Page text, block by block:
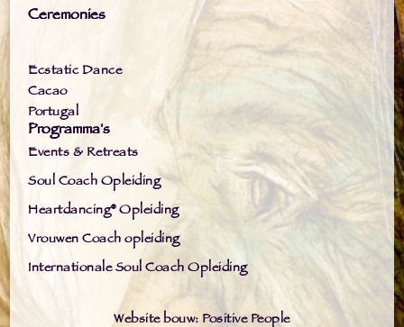
Ceremonies
Ecstatic Dance
Cacao
Portugal
Programma's
Events & Retreats
Soul Coach Opleiding
Heartdancing® Opleiding
Vrouwen Coach opleiding
Internationale Soul Coach Opleiding
Website bouw: Positive People